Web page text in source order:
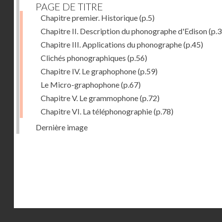
PAGE DE TITRE
Chapitre premier. Historique(p.5)
Chapitre II. Description du phonographe d'Edison
Chapitre III. Applications du phonographe(p.45)
Clichés phonographiques (p.56)
Chapitre IV. Le graphophone(p.59)
Le Micro-graphophone(p.67)
Chapitre V. Le grammophone(p.72)
Chapitre VI. La téléphonographie(p.78)
Dernière image